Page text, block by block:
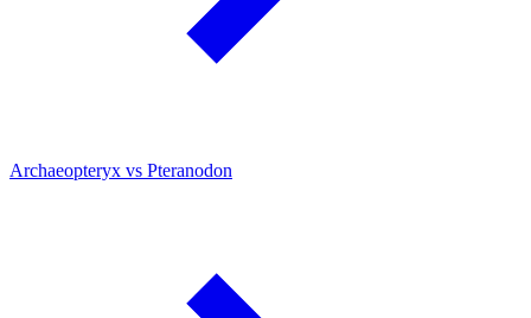
Archaeopteryx vs Pteranodon